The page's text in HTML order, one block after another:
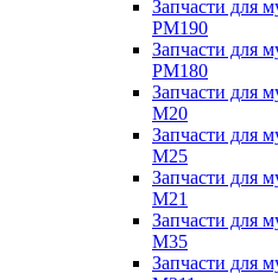
Запчасти для
PM190
Запчасти для
PM180
Запчасти для
M20
Запчасти для
M25
Запчасти для
M21
Запчасти для
M35
Запчасти для